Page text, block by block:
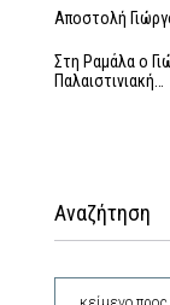
Αποστολή
Στη Ραμάλα ο
Παλαιστινιακή…
Αναζήτηση